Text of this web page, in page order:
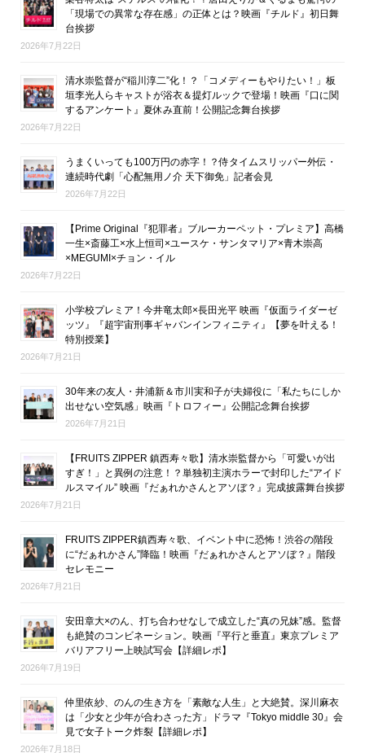
「現場での異常な存在感」の正体とは？映画『チルド』初日舞
台挨拶
2026年7月22日
清水崇監督が“稲川淳二”化！？「コメディーもやりたい！」板
垣李光人らキャストが浴衣＆提灯ルックで登場！映画『口に関
するアンケート』夏休み直前！公開記念舞台挨拶
2026年7月22日
うまくいっても100万円の赤字！？侍タイムスリッパー外伝・
連続時代劇「心配無用ノ介 天下御免」記者会見
2026年7月22日
【Prime Original『犯罪者』ブルーカーペット・プレミア】高橋
一生×斎藤工×水上恒司×ユースケ・サンタマリア×青木崇高
×MEGUMI×チョン・イル
2026年7月22日
小学校プレミア！今井竜太郎×長田光平 映画『仮面ライダーゼ
ッツ』『超宇宙刑事ギャバンインフィニティ』【夢を叶える！
特別授業】
2026年7月21日
30年来の友人・井浦新＆市川実和子が夫婦役に「私たちにしか
出せない空気感」映画『トロフィー』公開記念舞台挨拶
2026年7月21日
【FRUITS ZIPPER 鎮西寿々歌】清水崇監督から「可愛いが出
すぎ！」と異例の注意！？単独初主演ホラーで封印した“アイド
ルスマイル” 映画『だぁれかさんとアソぼ？』完成披露舞台挨拶
2026年7月21日
FRUITS ZIPPER鎮西寿々歌、イベント中に恐怖！渋谷の階段
に“だぁれかさん”降臨！映画『だぁれかさんとアソぼ？』階段
セレモニー
2026年7月21日
安田章大×のん、打ち合わせなしで成立した“真の兄妹”感。監督
も絶賛のコンビネーション。映画『平行と垂直』東京プレミア
バリアフリー上映試写会【詳細レポ】
2026年7月19日
仲里依紗、のんの生き方を「素敵な人生」と大絶賛。深川麻衣
は「少女と少年が合わさった方」ドラマ『Tokyo middle 30』会
見で女子トーク炸裂【詳細レポ】
2026年7月18日